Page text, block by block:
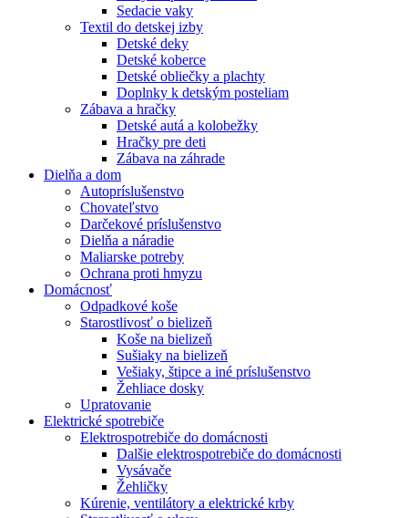
Sedacie vaky
Textil do detskej izby
Detské deky
Detské koberce
Detské obliečky a plachty
Doplnky k detským posteliam
Zábava a hračky
Detské autá a kolobežky
Hračky pre deti
Zábava na záhrade
Dielňa a dom
Autopríslušenstvo
Chovateľstvo
Darčekové príslušenstvo
Dielňa a náradie
Maliarske potreby
Ochrana proti hmyzu
Domácnosť
Odpadkové koše
Starostlivosť o bielizeň
Koše na bielizeň
Sušiaky na bielizeň
Vešiaky, štipce a iné príslušenstvo
Žehliace dosky
Upratovanie
Elektrické spotrebiče
Elektrospotrebiče do domácnosti
Dalšie elektrospotrebiče do domácnosti
Vysávače
Žehličky
Kúrenie, ventilátory a elektrické krby